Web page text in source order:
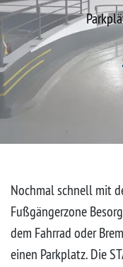
Nochmal schnell mit
Fußgängerzone
dem Fahrrad oder
einen Parkplatz. Die